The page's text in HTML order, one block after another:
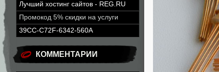
Лучший хостинг сайтов - REG.RU
Промокод 5% скидки на услуги
39CC-C72F-6342-560A
КОММЕНТАРИИ